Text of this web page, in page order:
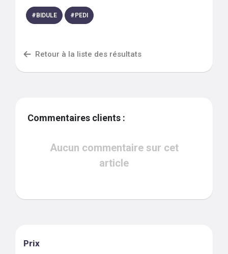
# BIDULE # PEDI
Retour à la liste des résultats
Commentaires clients :
Aucun commentaire sur cet
article
Prix